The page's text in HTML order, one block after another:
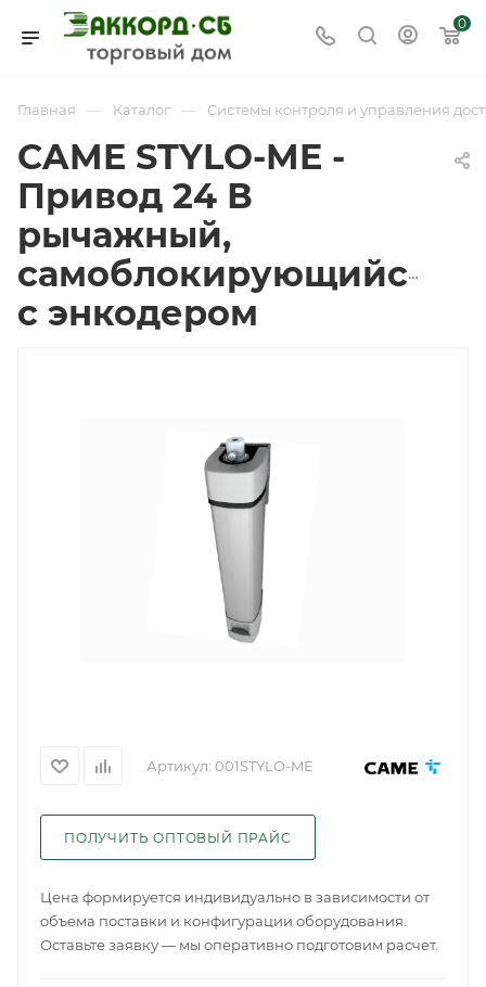
0
Главная — Каталог — Системы контроля и управления
CAME STYLO-ME -
Привод 24 В
рычажный,
самоблокирующийся
с энкодером
Артикул: 001STYLO-ME
ПОЛУЧИТЬ ОПТОВЫЙ ПРАЙС
Цена формируется индивидуально в зависимости от
объема поставки и конфигурации оборудования.
Оставьте заявку — мы оперативно подготовим расчет.